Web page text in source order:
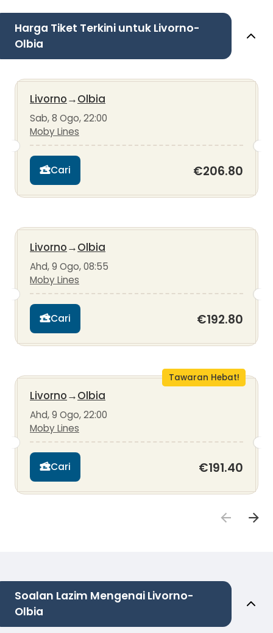
Harga Tiket Terkini untuk Livorno-
Olbia
Livorno→Olbia
Sab, 8 Ogo, 22:00
Moby Lines
Cari €206.80
Livorno→Olbia
Ahd, 9 Ogo, 08:55
Moby Lines
Cari €192.80
Tawaran Hebat!
Livorno→Olbia
Ahd, 9 Ogo, 22:00
Moby Lines
Cari €191.40
Soalan Lazim Mengenai Livorno-
Olbia